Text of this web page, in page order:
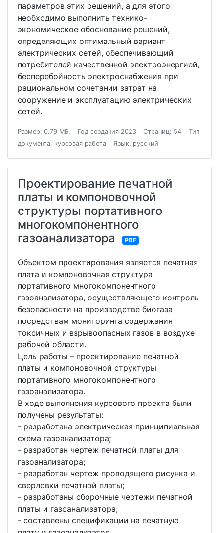
параметров этих решений, а для этого
необходимо выполнить технико-
экономическое обоснование решений,
определяющих оптимальный вариант
электрических сетей, обеспечивающий
потребителей качественной электроэнергией,
бесперебойность электроснабжения при
рациональном сочетании затрат на
сооружение и эксплуатацию электрических
сетей.
Размер: 0.79 МБ. Год создания 2023 Страниц: 54
Тип
документа: курсовая работа
Язык: русский
Проектирование печатной
платы и компоновочной
структуры портативного
многокомпонентного
газоанализатора
PDF
Объектом проектирования является печатная
плата и компоновочная структура
портативного многокомпонентного
газоанализатора, осуществляющего контроль
безопасности на производстве биогаза
посредствам мониторинга содержания
токсичных и взрывоопасных газов в воздухе
рабочей области.
Цель работы – проектирование печатной
платы и компоновочной структуры
портативного многокомпонентного
газоанализатора.
В ходе выполнения курсового проекта были
получены результаты:
- разработана электрическая принципиальная
схема газоанализатора;
- разработан чертеж печатной платы для
газоанализатора;
- разработан чертеж проводящего рисунка и
сверловки печатной платы;
- разработаны сборочные чертежи печатной
платы и газоанализатора;
- составлены спецификации на печатную